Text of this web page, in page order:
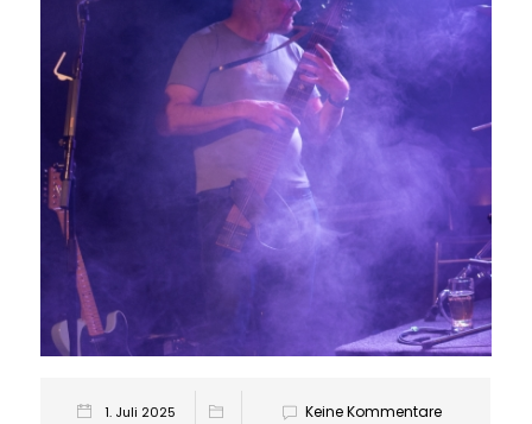
1. Juli 2025 Keine Kommentare